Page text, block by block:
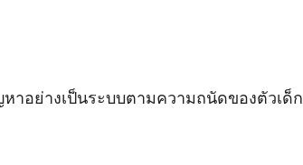
อย่างเป็นระบบตามความถนัดของตัวเด็ก